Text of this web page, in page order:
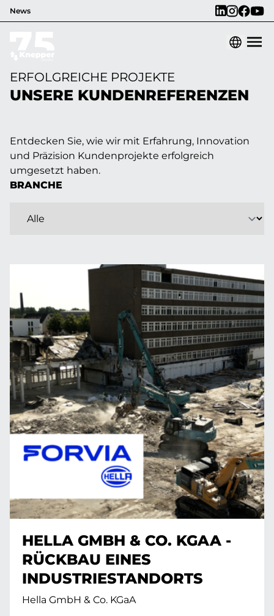
News
ERFOLGREICHE PROJEKTE
UNSERE KUNDENREFERENZEN
Entdecken Sie, wie wir mit Erfahrung, Innovation
und Präzision Kundenprojekte erfolgreich
umgesetzt haben.
BRANCHE
HELLA GMBH & CO. KGAA -
RÜCKBAU EINES
INDUSTRIESTANDORTS
Hella GmbH & Co. KGaA